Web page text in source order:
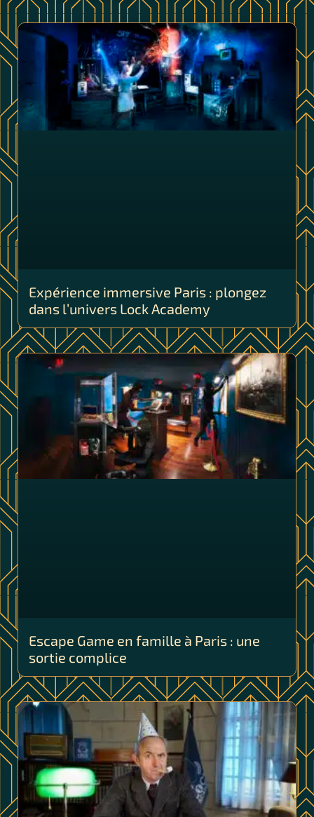
Expérience immersive Paris : plongez
dans l’univers Lock Academy
Escape Game en famille à Paris : une
sortie complice